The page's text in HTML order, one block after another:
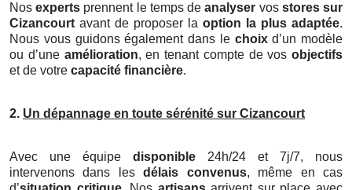
Nosexperts prennent le temps deanalyser vos stores sur
Cizancourt avant de proposer la option la plus adaptée.
Nous vous guidons également dans le choixd’un modèle
ou d’une amélioration, en tenant compte de vos objectifs
et de votre capacité financière.
2. Un dépannage en toute sérénité sur Cizancourt
Avec une équipe disponible 24h/24 et 7j/7, nous
intervenons dans lesdélais convenus, même en cas